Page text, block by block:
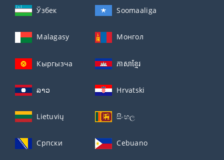
Ўзбек Soomaaliga
Malagasy Монгол
Кыргызча ភាសាខ្មែរ
ລາວ Hrvatski
Lietuvių සිංහල
Српски Cebuano